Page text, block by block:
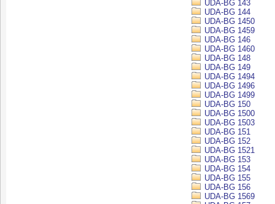
UDA-BG 143
UDA-BG 144
UDA-BG 1450
UDA-BG 1459
UDA-BG 146
UDA-BG 1460
UDA-BG 148
UDA-BG 149
UDA-BG 1494
UDA-BG 1496
UDA-BG 1499
UDA-BG 150
UDA-BG 1500
UDA-BG 1503
UDA-BG 151
UDA-BG 152
UDA-BG 1521
UDA-BG 153
UDA-BG 154
UDA-BG 155
UDA-BG 156
UDA-BG 1569